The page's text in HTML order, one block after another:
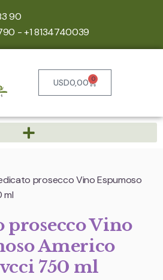
90
- +1 8134740039
USD0,00 0
prosecco Vino Espumoso
ml
prosecco Vino
Americo
750 ml